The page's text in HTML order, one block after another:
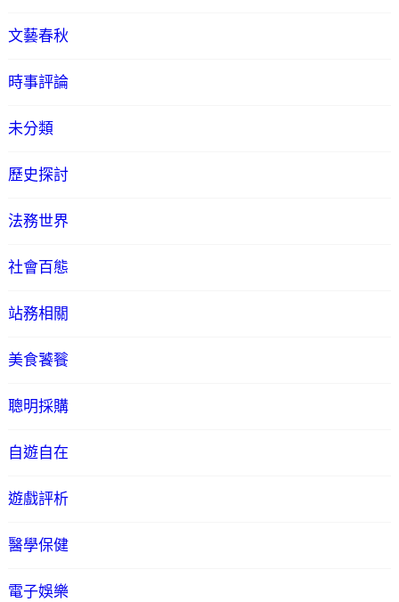
文藝春秋
時事評論
未分類
歷史探討
法務世界
社會百態
站務相關
美食饕餮
聰明採購
自遊自在
遊戲評析
醫學保健
電子娛樂